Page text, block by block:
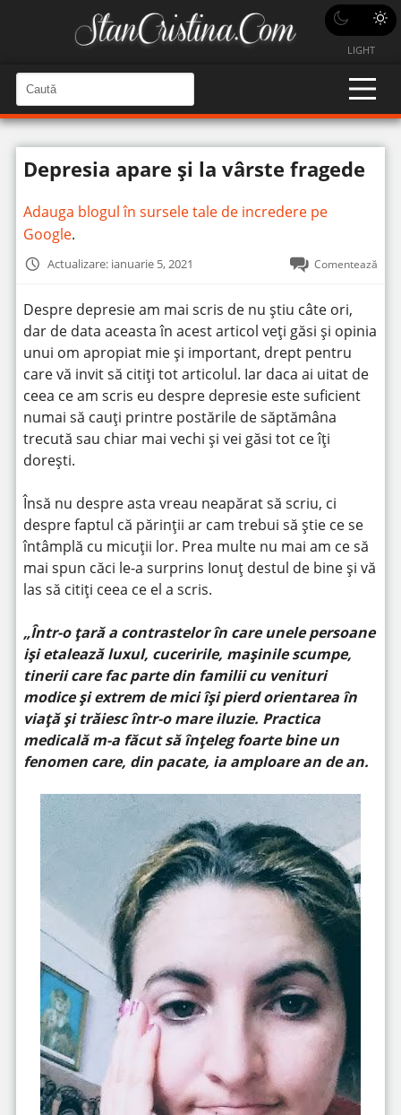
LIGHT
a
u
t
n
C
a
u
î
n
t
Depresia apare și la vârste fragede
Adauga blogul în sursele tale de incredere pe
Google.
Actualizare: ianuarie 5, 2021 Comentează
Despre depresie am mai scris de nu știu câte ori,
dar de data aceasta în acest articol veți găsi și opinia
unui om apropiat mie și important, drept pentru
care vă invit să citiți tot articolul. Iar daca ai uitat de
ceea ce am scris eu despre depresie este suficient
numai să cauți printre postările de săptămâna
trecută sau chiar mai vechi și vei găsi tot ce îți
dorești.
Însă nu despre asta vreau neapărat să scriu, ci
despre faptul că părinții ar cam trebui să știe ce se
întâmplă cu micuții lor. Prea multe nu mai am ce să
mai spun căci le-a surprins Ionuț destul de bine și vă
las să citiți ceea ce el a scris.
„Într-o țară a contrastelor în care unele persoane
iși etalează luxul, cuceririle, mașinile scumpe,
tinerii care fac parte din familii cu venituri
modice și extrem de mici își pierd orientarea în
viață și trăiesc într-o mare iluzie. Practica
medicală m-a făcut să înțeleg foarte bine un
fenomen care, din pacate, ia amploare an de an.